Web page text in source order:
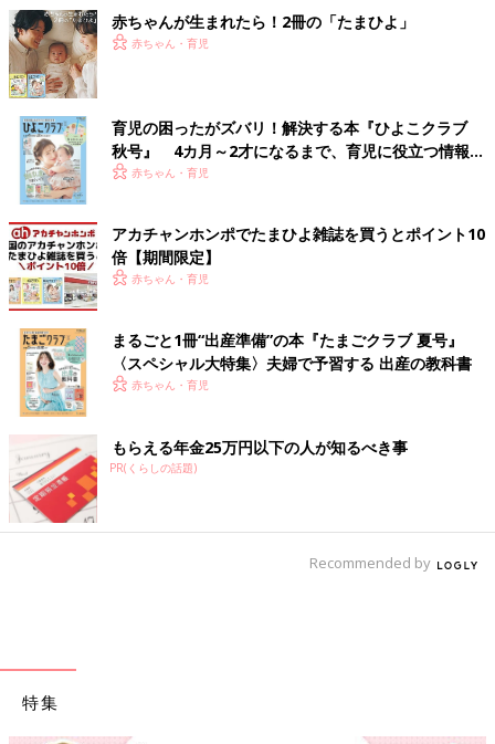
赤ちゃんが生まれたら！2冊の「たまひよ」
赤ちゃん・育児
育児の困ったがズバリ！解決する本『ひよこクラブ
秋号』 4カ月～2才になるまで、育児に役立つ情報が
いっぱい！
赤ちゃん・育児
アカチャンホンポでたまひよ雑誌を買うとポイント10
倍【期間限定】
赤ちゃん・育児
まるごと1冊“出産準備”の本『たまごクラブ 夏号』
〈スペシャル大特集〉夫婦で予習する 出産の教科書
赤ちゃん・育児
もらえる年金25万円以下の人が知るべき事
PR(くらしの話題)
Recommended by
特集